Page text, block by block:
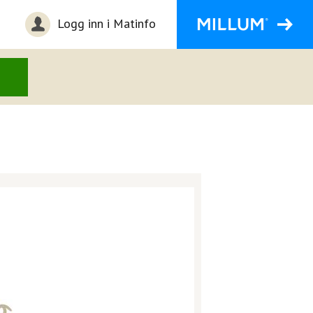
Logg inn i Matinfo